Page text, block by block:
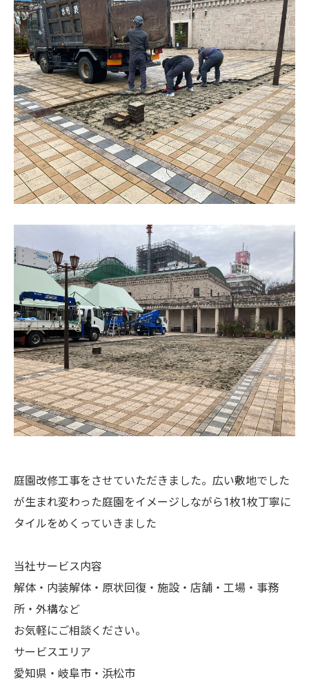
庭園改修工事をさせていただきました。広い敷地でした
が生まれ変わった庭園をイメージしながら1枚1枚丁寧に
タイルをめくっていきました
当社サービス内容
解体・内装解体・原状回復・施設・店舗・工場・事務
所・外構など
お気軽にご相談ください。
サービスエリア
愛知県・岐阜市・浜松市